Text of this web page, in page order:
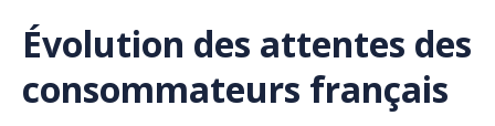
Évolution des attentes des
consommateurs français